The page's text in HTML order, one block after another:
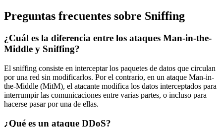
Preguntas frecuentes sobre Sniffing
¿Cuál es la diferencia entre los ataques Man-in-the-
Middle y Sniffing?
El sniffing consiste en interceptar los paquetes de datos que circulan
por una red sin modificarlos. Por el contrario, en un ataque Man-in-
the-Middle (MitM), el atacante modifica los datos interceptados para
interrumpir las comunicaciones entre varias partes, o incluso para
hacerse pasar por una de ellas.
¿Qué es un ataque DDoS?